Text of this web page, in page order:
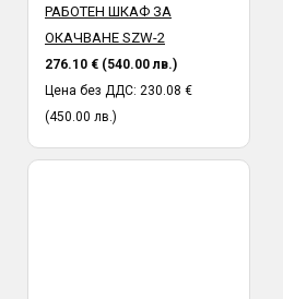
РАБОТЕН ШКАФ ЗА
ОКАЧВАНЕ SZW-2
276.10 € (540.00 лв.)
Цена без ДДС: 230.08 €
(450.00 лв.)